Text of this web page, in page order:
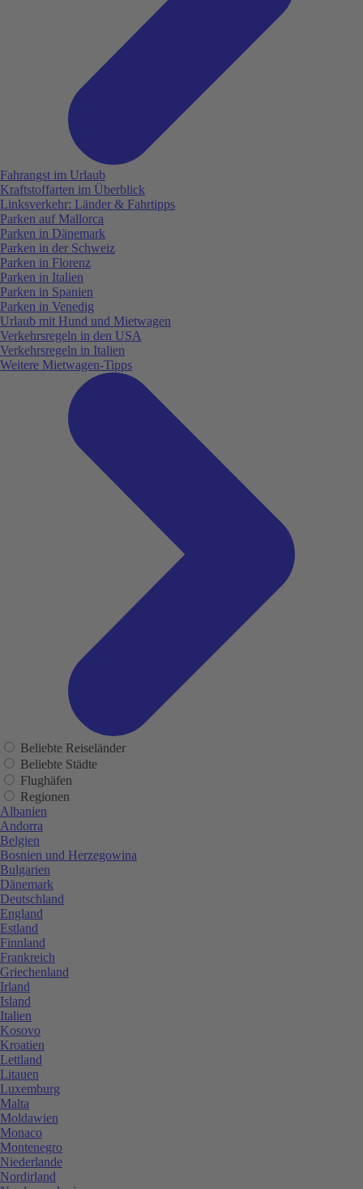
Fahrangst im Urlaub
Kraftstoffarten im Überblick
Linksverkehr: Länder & Fahrtipps
Parken auf Mallorca
Parken in Dänemark
Parken in der Schweiz
Parken in Florenz
Parken in Italien
Parken in Spanien
Parken in Venedig
Urlaub mit Hund und Mietwagen
Verkehrsregeln in den USA
Verkehrsregeln in Italien
Weitere Mietwagen-Tipps
Beliebte Reiseländer
Beliebte Städte
Flughäfen
Regionen
Albanien
Andorra
Belgien
Bosnien und Herzegowina
Bulgarien
Dänemark
Deutschland
England
Estland
Finnland
Frankreich
Griechenland
Irland
Island
Italien
Kosovo
Kroatien
Lettland
Litauen
Luxemburg
Malta
Moldawien
Monaco
Montenegro
Niederlande
Nordirland